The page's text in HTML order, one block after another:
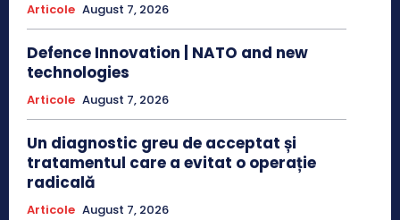
Articole August 7, 2026
Defence Innovation | NATO and new
technologies
Articole August 7, 2026
Un diagnostic greu de acceptat și
tratamentul care a evitat o operație
radicală
Articole August 7, 2026